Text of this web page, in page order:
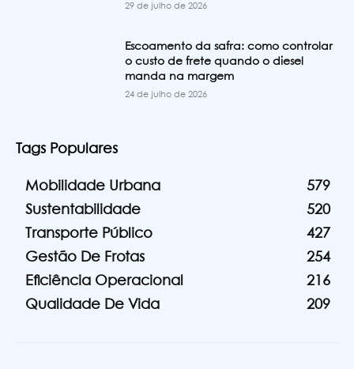
29 de julho de 2026
Escoamento da safra: como controlar
o custo de frete quando o diesel
manda na margem
24 de julho de 2026
Tags Populares
Mobilidade Urbana
579
Sustentabilidade
520
Transporte Público
427
Gestão De Frotas
254
Eficiência Operacional
216
Qualidade De Vida
209